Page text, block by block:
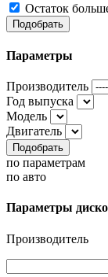
Остаток
Подобрать
Параметры
Производитель
Год выпуска
Модель
Двигатель
Подобрать
по параметрам
по авто
Параметры
Производитель